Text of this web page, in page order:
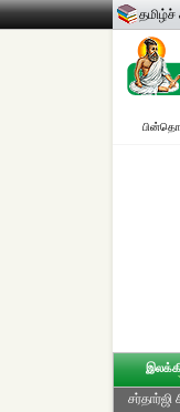
தமிழ்ச்
சர்தார்ஜி